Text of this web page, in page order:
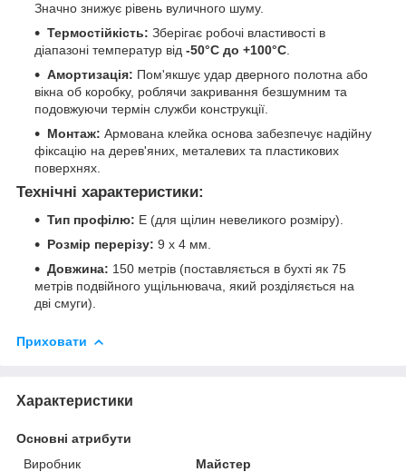
Значно знижує рівень вуличного шуму.
Термостійкість: Зберігає робочі властивості в
діапазоні температур від -50°C до +100°C.
Амортизація: Пом'якшує удар дверного полотна або
вікна об коробку, роблячи закривання безшумним та
подовжуючи термін служби конструкції.
Монтаж: Армована клейка основа забезпечує надійну
фіксацію на дерев'яних, металевих та пластикових
поверхнях.
Технічні характеристики:
Тип профілю: Е (для щілин невеликого розміру).
Розмір перерізу: 9 х 4 мм.
Довжина: 150 метрів (поставляється в бухті як 75
метрів подвійного ущільнювача, який розділяється на
дві смуги).
Приховати
Характеристики
Основні атрибути
Виробник
Майстер